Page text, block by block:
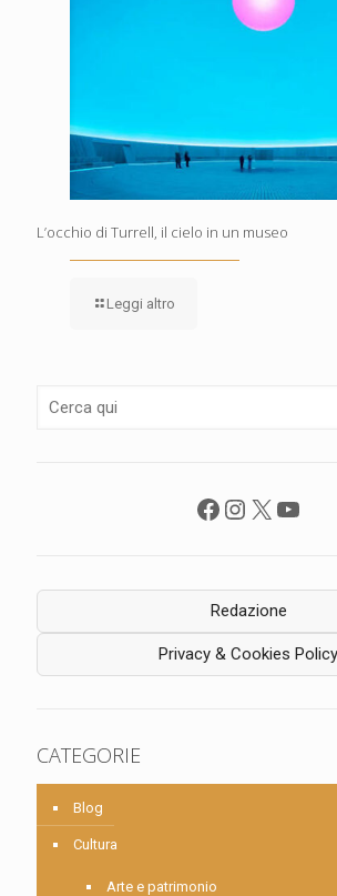
L’occhio di Turrell, il cielo in un museo
Leggi altro
Facebook
Instagram
X
Redazione
Privacy & Cookies Policy
CATEGORIE
Blog
Cultura
Arte e patrimonio